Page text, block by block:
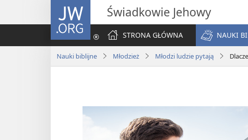
JW.ORG Świadkowie Jehowy
STRONA GŁÓWNA
NAUKI
Nauki biblijne Młodzież Młodzi ludzie pytają